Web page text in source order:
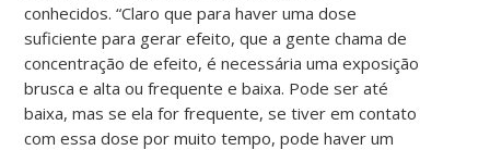
conhecidos. “Claro que para haver uma dose
suficiente para gerar efeito, que a gente chama de
concentração de efeito, é necessária uma exposição
brusca e alta ou frequente e baixa. Pode ser até
baixa, mas se ela for frequente, se tiver em contato
com essa dose por muito tempo, pode haver um